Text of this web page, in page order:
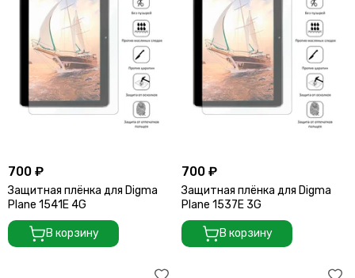
700 ₽
Защитная плёнка для Digma
Plane 1541E 4G
В корзину
700 ₽
Защитная плёнка для Digma
Plane 1537E 3G
В корзину